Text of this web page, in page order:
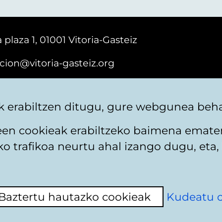
plaza 1, 01001 Vitoria-Gasteiz
gasteiz.org
Erabilerraztasuna
erabiltzen ditugu, gure webgunea
cookieak erabiltzeko baimena
trafikoa neurtu ahal izango dugu,
hautazko cookieak Kudeatu